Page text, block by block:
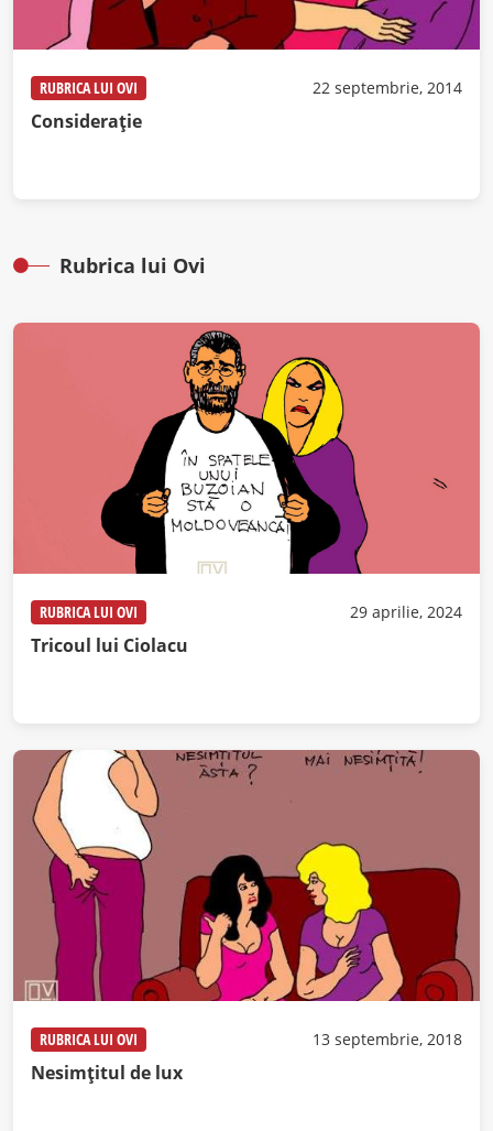
RUBRICA LUI OVI 22 septembrie, 2014
Consideraţie
Rubrica lui Ovi
RUBRICA LUI OVI 29 aprilie, 2024
Tricoul lui Ciolacu
RUBRICA LUI OVI 13 septembrie, 2018
Nesimțitul de lux